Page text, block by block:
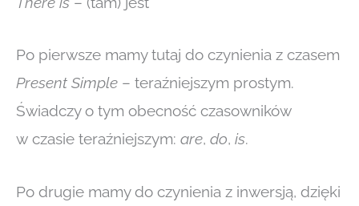
Po pierwsze mamy tutaj do czynienia z czasem
Present Simple – teraźniejszym prostym.
Świadczy o tym obecność czasowników
w czasie teraźniejszym: are, do, is.
Po drugie mamy do czynienia z inwersją, dzięki